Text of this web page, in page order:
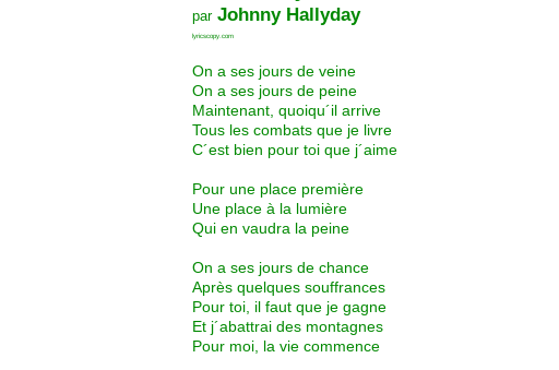
par Johnny Hallyday
lyricscopy.com
On a ses jours de veine
On a ses jours de peine
Maintenant, quoiqu´il arrive
Tous les combats que je livre
C´est bien pour toi que j´aime
Pour une place première
Une place à la lumière
Qui en vaudra la peine
On a ses jours de chance
Après quelques souffrances
Pour toi, il faut que je gagne
Et j´abattrai des montagnes
Pour moi, la vie commence